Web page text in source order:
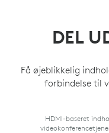
DEL
Få øjeblikkelig
forbindelse til
HDMI-baseret